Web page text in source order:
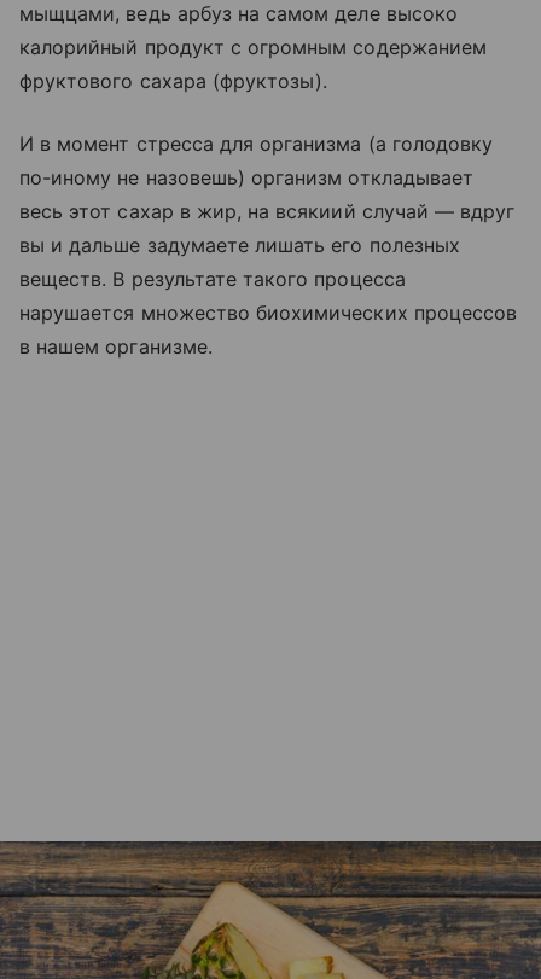
мыщцами, ведь арбуз на самом деле высоко
калорийный продукт с огромным содержанием
фруктового сахара (фруктозы).
И в момент стресса для организма (а голодовку
по-иному не назовешь) организм откладывает
весь этот сахар в жир, на всякиий случай — вдруг
вы и дальше задумаете лишать его полезных
веществ. В результате такого процесса
нарушается множество биохимических процессов
в нашем организме.